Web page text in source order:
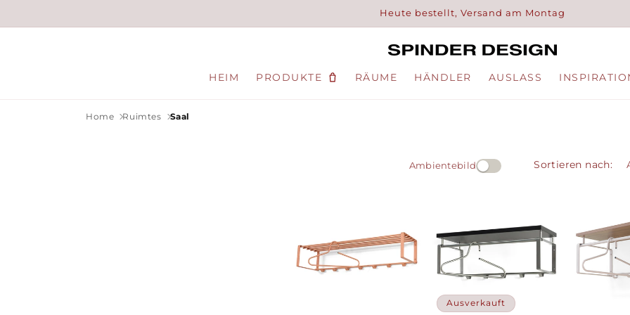
Inhalt
Heute bestellt, Versand am Montag
HEIM PRODUKTE RÄUME HÄNDLER AUSLASS
Home Ruimtes Saal
Ambientebild Sortieren nach:
Ausverkauft